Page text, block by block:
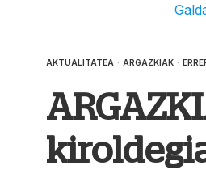
AKTUALITATEA · ARGAZKIAK ·